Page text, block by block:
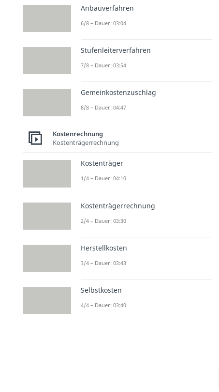
Anbauverfahren
6/8 – Dauer: 03:04
Stufenleiterverfahren
7/8 – Dauer: 03:54
Gemeinkostenzuschlag
8/8 – Dauer: 04:47
Kostenrechnung
Kostenträgerrechnung
Kostenträger
1/4 – Dauer: 04:10
Kostenträgerrechnung
2/4 – Dauer: 03:30
Herstellkosten
3/4 – Dauer: 03:43
Selbstkosten
4/4 – Dauer: 03:40